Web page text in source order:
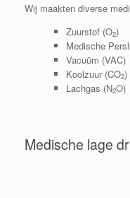
Wij maakten diverse
Zuurstof (O2)
Medische
Vacuüm (VAC)
Koolzuur (CO2)
Lachgas (N2O)
Medische lage